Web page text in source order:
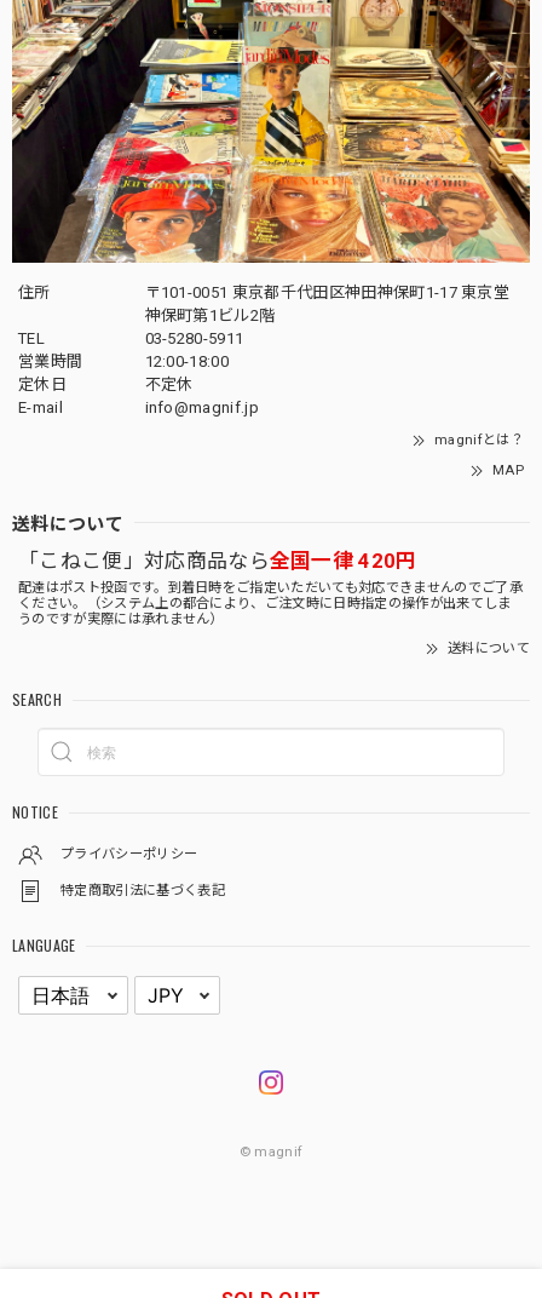
住所
〒101-0051 東京都千代田区神田神保町1-17 東京堂
神保町第1ビル2階
TEL
03-5280-5911
営業時間
12:00-18:00
定休日
不定休
E-mail
info@magnif.jp
magnifとは？
MAP
送料について
「こねこ便」対応商品なら全国一律 420円
配達はポスト投函です。到着日時をご指定いただいても対応できませんのでご了承
ください。（システム上の都合により、ご注文時に日時指定の操作が出来てしま
うのですが実際には承れません）
送料について
SEARCH
NOTICE
プライバシーポリシー
特定商取引法に基づく表記
LANGUAGE
© magnif